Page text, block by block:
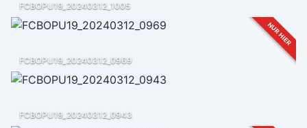
FCBOPU19_20240312_1005
NUR HIER
FCBOPU19_20240312_0969
FCBOPU19_20240312_0943